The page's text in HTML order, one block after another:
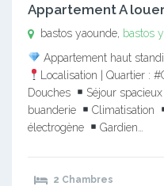
Appartement A
bastos yaounde, bastos
Appartement haut
Localisation | Quartier :
Douches
Séjour spacieux
buanderie
Climatisation
électrogène
Gardien…
2 Chambres